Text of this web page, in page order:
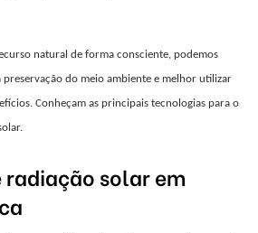
natural de forma consciente, podemos
do meio ambiente e melhor utilizar
Conheçam as principais tecnologias para o
radiação solar em